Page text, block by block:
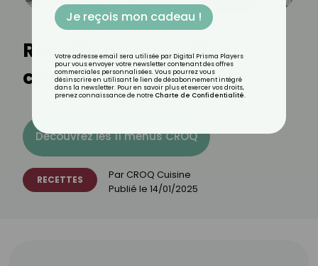
Recette de mi-cuit au
chocolat à l’air fryer
Découvrez les 11 menus CROQ
RECETTES Par CROQ Cuisine
Publié le 14/01/2025
Je reçois mon cadeau !
Votre adresse email sera utilisée par Digital Prisma Players
pour vous envoyer votre newsletter contenant des offres
commerciales personnalisées. Vous pourrez vous
désinscrire en utilisant le lien de désabonnement intégré
dans la newsletter. Pour en savoir plus et exercer vos droits,
prenez connaissance de notre Charte de Confidentialité.